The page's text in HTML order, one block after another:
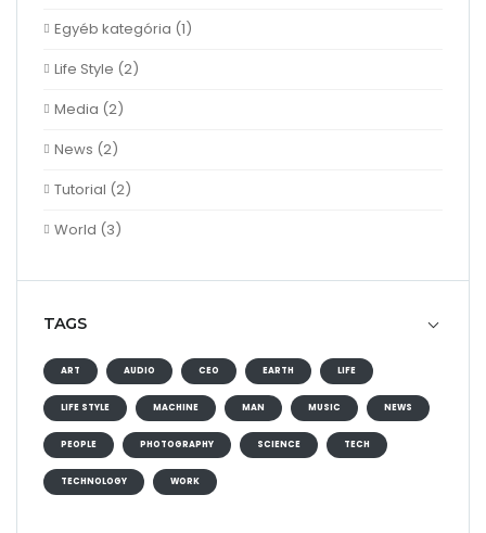
Egyéb kategória (1)
Life Style (2)
Media (2)
News (2)
Tutorial (2)
World (3)
TAGS
ART AUDIO CEO EARTH LIFE
LIFE STYLE MACHINE MAN MUSIC NEWS
PEOPLE PHOTOGRAPHY SCIENCE TECH
TECHNOLOGY WORK